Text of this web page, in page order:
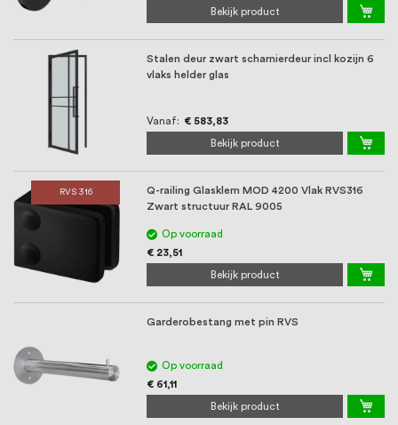
Bekijk product
Stalen deur zwart scharnierdeur incl kozijn 6
vlaks helder glas
Vanaf € 583,83
Bekijk product
RVS 316
Q-railing Glasklem MOD 4200 Vlak RVS316
Zwart structuur RAL 9005
Op voorraad
€ 23,51
Bekijk product
Garderobestang met pin RVS
Op voorraad
€ 61,11
Bekijk product